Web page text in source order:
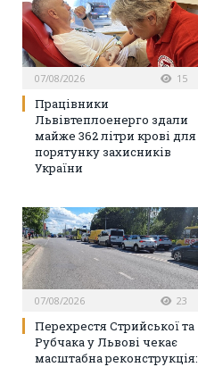
07/08/2026 15
Працівники
Львівтеплоенерго здали
майже 362 літри крові для
порятунку захисників
України
07/08/2026 23
Перехрестя Стрийської та
Рубчака у Львові чекає
масштабна реконструкція: